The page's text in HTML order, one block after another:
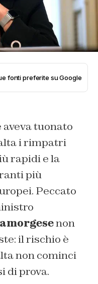
fonti preferite su Google
tuonato
i rimpatri
rapidi e la
più
Peccato
non
il rischio è
non cominci
di prova.